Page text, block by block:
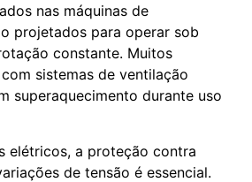
nas máquinas de
projetados para operar sob
constante. Muitos
sistemas de ventilação
superaquecimento durante uso
elétricos, a proteção contra
de tensão é essencial.